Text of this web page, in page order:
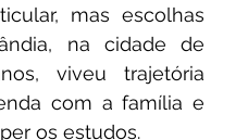
na cidade de
viveu trajetória
com a família e
os estudos.